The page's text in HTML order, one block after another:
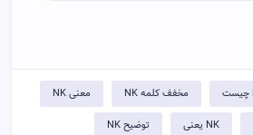
مخفف کلمه NK معنی NK
NK یعنی توضيح NK